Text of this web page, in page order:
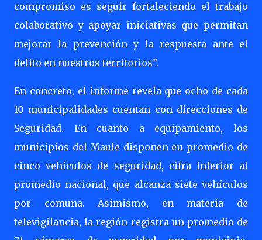
compromiso es seguir fortaleciendo el trabajo
colaborativo y apoyar iniciativas que permitan
mejorar la prevención y la respuesta ante el
delito en nuestros territorios”.
En concreto, el informe revela que ocho de cada
10 municipalidades cuentan con direcciones de
Seguridad. En cuanto a equipamiento, los
municipios del Maule disponen en promedio de
cinco vehículos de seguridad, cifra inferior al
promedio nacional, que alcanza siete vehículos
por comuna. Asimismo, en materia de
televigilancia, la región registra un promedio de